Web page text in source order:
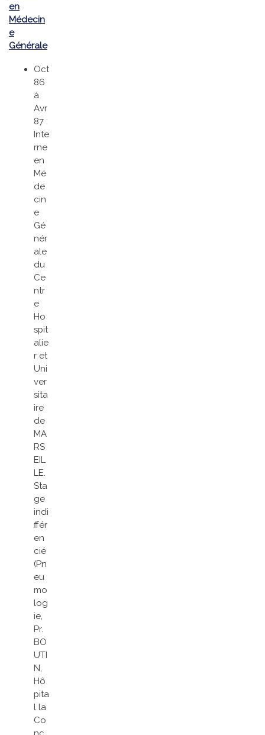
en
Médecin
e
Générale
Oct
86
à
Avr
87 :
Inte
rne
en
Mé
de
cin
e
Gé
nér
ale
du
Ce
ntr
e
Ho
spit
alie
r et
Uni
ver
sita
ire
de
MA
RS
EIL
LE.
Sta
ge
indi
ffér
en
cié
(Pn
eu
mo
log
ie,
Pr.
BO
UTI
N,
Hô
pita
l la
Co